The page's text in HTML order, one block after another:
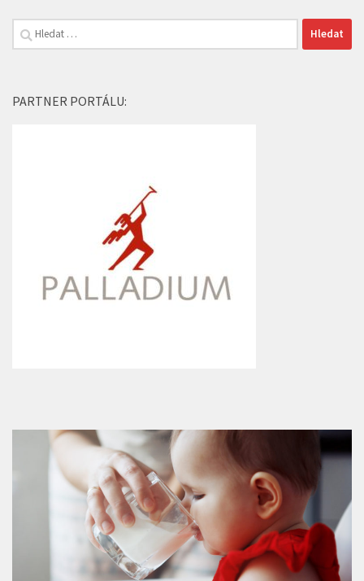
Vyhledávání
PARTNER PORTÁLU: